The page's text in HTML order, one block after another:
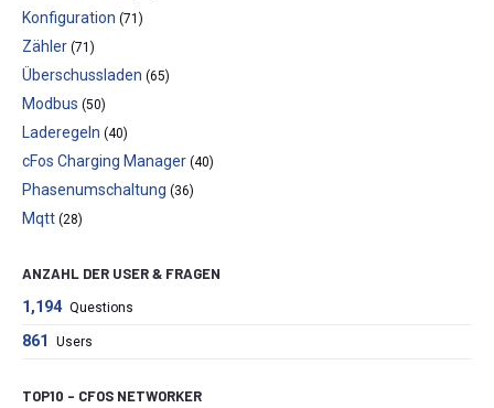
Konfiguration (71)
Zähler (71)
Überschussladen (65)
Modbus (50)
Laderegeln (40)
cFos Charging Manager (40)
Phasenumschaltung (36)
Mqtt (28)
ANZAHL DER USER & FRAGEN
1,194 Questions
861 Users
TOP10 – CFOS NETWORKER